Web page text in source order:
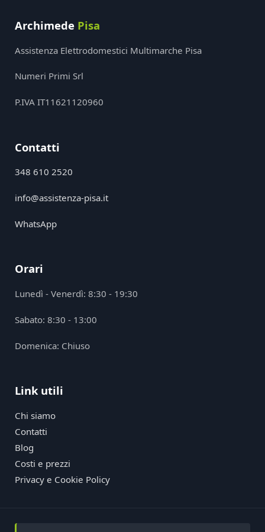
Archimede Pisa
Assistenza Elettrodomestici Multimarche Pisa
Numeri Primi Srl
P.IVA IT11621120960
Contatti
348 610 2520
info@assistenza-pisa.it
WhatsApp
Orari
Lunedì - Venerdì: 8:30 - 19:30
Sabato: 8:30 - 13:00
Domenica: Chiuso
Link utili
Chi siamo
Contatti
Blog
Costi e prezzi
Privacy e Cookie Policy